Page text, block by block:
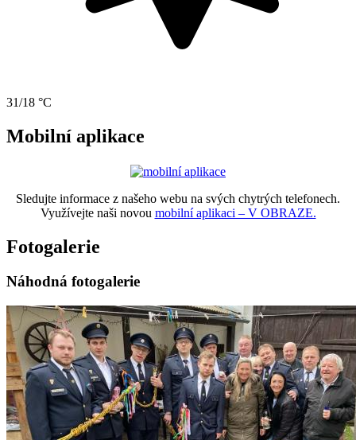
31/18 °C
Mobilní aplikace
Sledujte informace z našeho webu na svých chytrých telefonech.
Využívejte naši novou mobilní aplikaci – V OBRAZE.
Fotogalerie
Náhodná fotogalerie